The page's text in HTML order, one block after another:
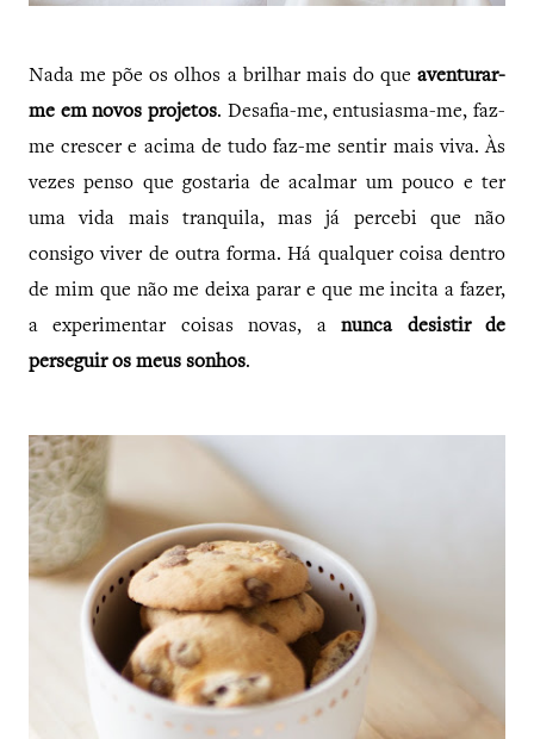
Nada me põe os olhos a brilhar mais do que aventurar-
me em novos projetos. Desafia-me, entusiasma-me, faz-
me crescer e acima de tudo faz-me sentir mais viva. Às
vezes penso que gostaria de acalmar um pouco e ter
uma vida mais tranquila, mas já percebi que não
consigo viver de outra forma. Há qualquer coisa dentro
de mim que não me deixa parar e que me incita a fazer,
a experimentar coisas novas, anunca desistir de
perseguir os meus sonhos.